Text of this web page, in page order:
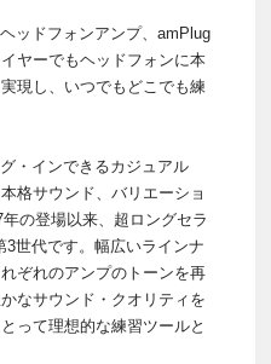
ッドフォンアンプ、amPlug
ヤーでもヘッドフォンに本
現し、いつでもどこでも練
・インできるカジュアル
格サウンド、バリエーショ
の登場以来、超ロングセラ
世代です。幅広いラインナ
ぞれのアンプのトーンを再
なサウンド・クオリティを
って理想的な練習ツールと